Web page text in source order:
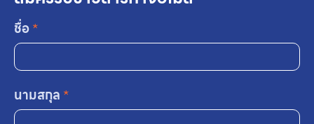
ชื่อ*
นามสกุล *